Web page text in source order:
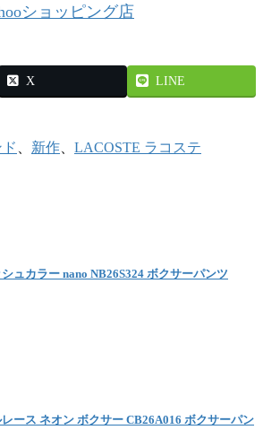
ショッピング店
X LINE
新作 LACOSTE ラコステ
ュカラー nano NB26S324 ボクサーパンツ
ース ネオン ボクサー CB26A016 ボクサーパン